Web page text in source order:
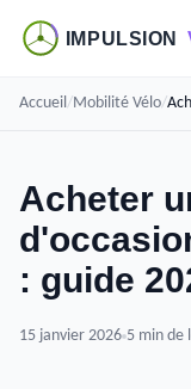
Accueil/Mobilité Vélo/
Acheter
: guide
15 janvier 2026 5 min de